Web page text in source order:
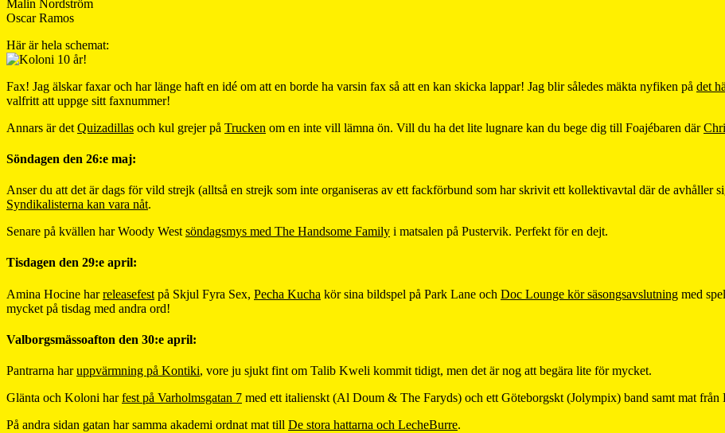
Malin Nordström
Oscar Ramos
Här är hela schemat:
Fax! Jag älskar faxar och har länge haft en idé om att en borde ha varsin fax så att en kan skicka lappar! Jag blir således mäkta nyfiken på det
valfritt att uppge sitt faxnummer!
Annars är det Quizadillas och kul grejer på Trucken om en inte vill lämna ön. Vill du ha det lite lugnare kan du bege dig till Foajébaren där
Söndagen den 26:e maj:
Anser du att det är dags för vild strejk (alltså en strejk som inte organiseras av ett fackförbund som har skrivit ett kollektivavtal där de avhåller
Syndikalisterna kan vara nåt.
Senare på kvällen har Woody West söndagsmys med The Handsome Family i matsalen på Pustervik. Perfekt för en dejt.
Tisdagen den 29:e april:
Amina Hocine harreleasefest på Skjul Fyra Sex, Pecha Kucha kör sina bildspel på Park Lane och Doc Lounge kör säsongsavslutning med
mycket på tisdag med andra ord!
Valborgsmässoafton den 30:e april:
Pantrarna haruppvärmning på Kontiki, vore ju sjukt fint om Talib Kweli kommit tidigt, men det är nog att begära lite för mycket.
Glänta och Koloni harfest på Varholmsgatan 7 med ett italienskt (Al Doum & The Faryds) och ett Göteborgskt (Jolympix) band samt mat från
På andra sidan gatan har samma akademi ordnat mat till De stora hattarna och LecheBurre.